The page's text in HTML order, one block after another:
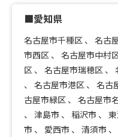
■愛知県
名古屋市千種区 、 名古
市西区 、 名古屋市中村
区 、 名古屋市瑞穂区 、
、 名古屋市港区 、 名古
古屋市緑区 、 名古屋市
、 津島市 、 稲沢市 、
市 、 愛西市 、 清須市 、